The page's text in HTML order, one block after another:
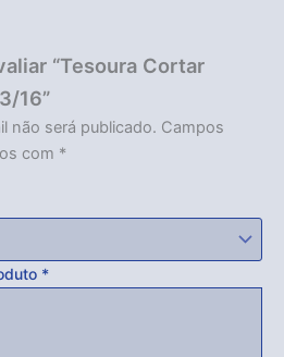
“Tesoura Cortar
16”
não será publicado. Campos
com *
*